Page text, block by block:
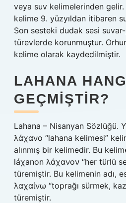
veya suv kelimelerinden
kelime 9. yüzyıldan itibaren
Son sesteki dudak sesi suvar-,
türevlerde korunmuştur.
kelime olarak kaydedilmiştir.
LAHANA
GEÇMIŞTIR?
Lahana – Nisanyan Sözlüğü.
λάχανο “lahana kelimesi”
alınmış bir kelimedir. Bu
láχanon λάχανον “her türlü
türemiştir. Bu kelimenin adı,
λαχαίνω “toprağı sürmek,
türemiştir.